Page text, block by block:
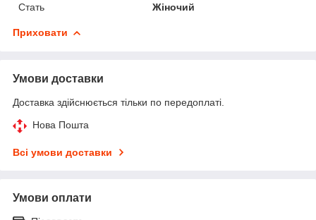
Стать
Жіночий
Приховати
Умови доставки
Доставка здійснюється тільки по передоплаті.
Нова Пошта
Всі умови доставки
Умови оплати